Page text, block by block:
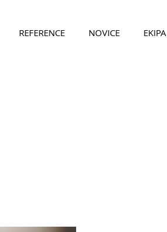
REFERENCE NOVICE EKIPA